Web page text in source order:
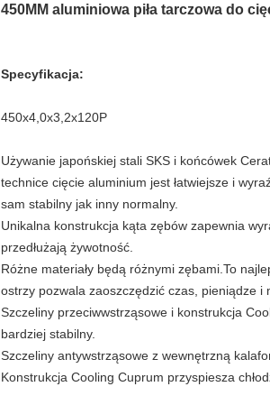
450MM aluminiowa piła tarczowa do
Specyfikacja:
450x4,0x3,2x120P
Używanie japońskiej stali SKS i końcówek
technice cięcie aluminium jest łatwiejsze i
sam stabilny jak inny normalny.
Unikalna konstrukcja kąta zębów zapewnia
przedłużają żywotność.
Różne materiały będą różnymi zębami.To
ostrzy pozwala zaoszczędzić czas, pieniądze i
Szczeliny przeciwwstrząsowe i konstrukcja
bardziej stabilny.
Szczeliny antywstrząsowe z wewnętrzną
Konstrukcja Cooling Cuprum przyspiesza